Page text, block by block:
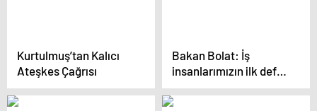
Kurtulmuş’tan Kalıcı
Ateşkes Çağrısı
Bakan Bolat: İş
insanlarımızın ilk defa
Suriye’ye geçişlerinde
valilerimiz 10 güne